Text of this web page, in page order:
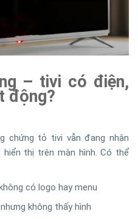
– tivi có điện,
động?
chứng tỏ tivi vẫn đang nhận
thị trên màn hình. Có thể
có logo hay menu
không thấy hình